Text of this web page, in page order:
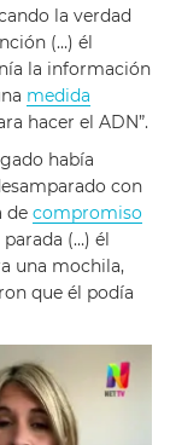
la verdad
(…) él
la información
medida
hacer el ADN”.
había
con
de compromiso
(…) él
una mochila,
que él podía